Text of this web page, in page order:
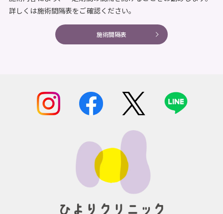
詳しくは施術間隔表をご確認ください。
施術間隔表